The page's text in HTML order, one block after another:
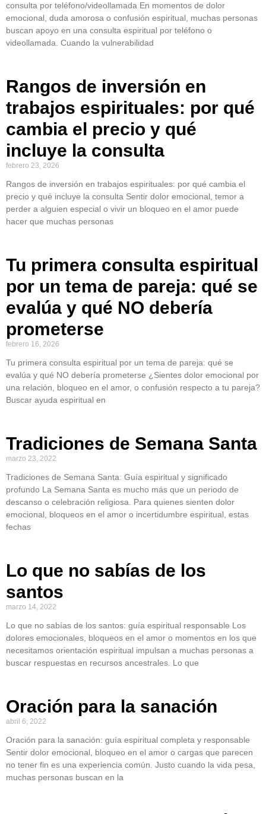
consulta por teléfono/videollamada En momentos de dolor
emocional, duda amorosa o confusión espiritual, muchas personas
buscan apoyo en una consulta espiritual por teléfono o
videollamada. Cuando la vulnerabilidad
Rangos de inversión en
trabajos espirituales: por qué
cambia el precio y qué
incluye la consulta
febrero 23, 2026
Rangos de inversión en trabajos espirituales: por qué cambia el
precio y qué incluye la consulta Sentir dolor emocional, temor a
perder a alguien especial o vivir un bloqueo en el amor puede
hacer que muchas personas
Tu primera consulta espiritual
por un tema de pareja: qué se
evalúa y qué NO debería
prometerse
febrero 16, 2026
Tu primera consulta espiritual por un tema de pareja: qué se
evalúa y qué NO debería prometerse ¿Sientes dolor emocional por
una relación, bloqueo en el amor, o confusión respecto a tu pareja?
Buscar ayuda espiritual en
Tradiciones de Semana Santa
marzo 23, 2022
Tradiciones de Semana Santa: Guía espiritual y significado
profundo La Semana Santa es mucho más que un periodo de
descanso o celebración religiosa. Para quienes sienten dolor
emocional, bloqueos en el amor o incertidumbre espiritual, estas
fechas
Lo que no sabías de los
santos
marzo 14, 2022
Lo que no sabías de los santos: guía espiritual responsable Los
dolores emocionales, bloqueos en el amor o momentos en los que
necesitamos orientación espiritual impulsan a muchas personas a
buscar respuestas en recursos ancestrales. Lo que
Oración para la sanación
abril 6, 2022
Oración para la sanación: guía espiritual completa y responsable
Sentir dolor emocional, bloqueo en el amor o cargas que parecen
no tener fin es una experiencia común. Justo cuando la vida pesa,
muchas personas buscan en la